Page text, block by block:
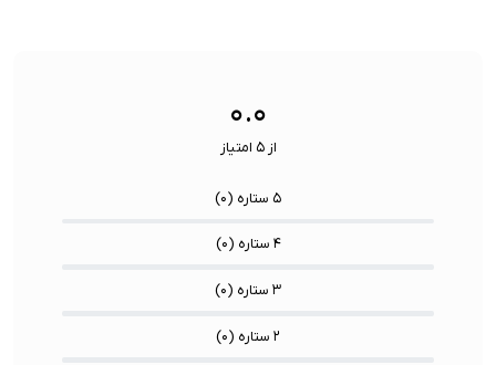
۰.۰
از ۵ امتیاز
۵ ستاره ( ۰)
۴ ستاره ( ۰)
۳ ستاره ( ۰)
۲ ستاره ( ۰)